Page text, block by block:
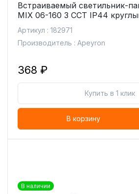
Встраиваемый светильник-
MIX 06-160 3 CCT IP44
Артикул : 182971
Производитель : Apeyron
368 ₽
Купить в 1 клик
В корзину
В наличии